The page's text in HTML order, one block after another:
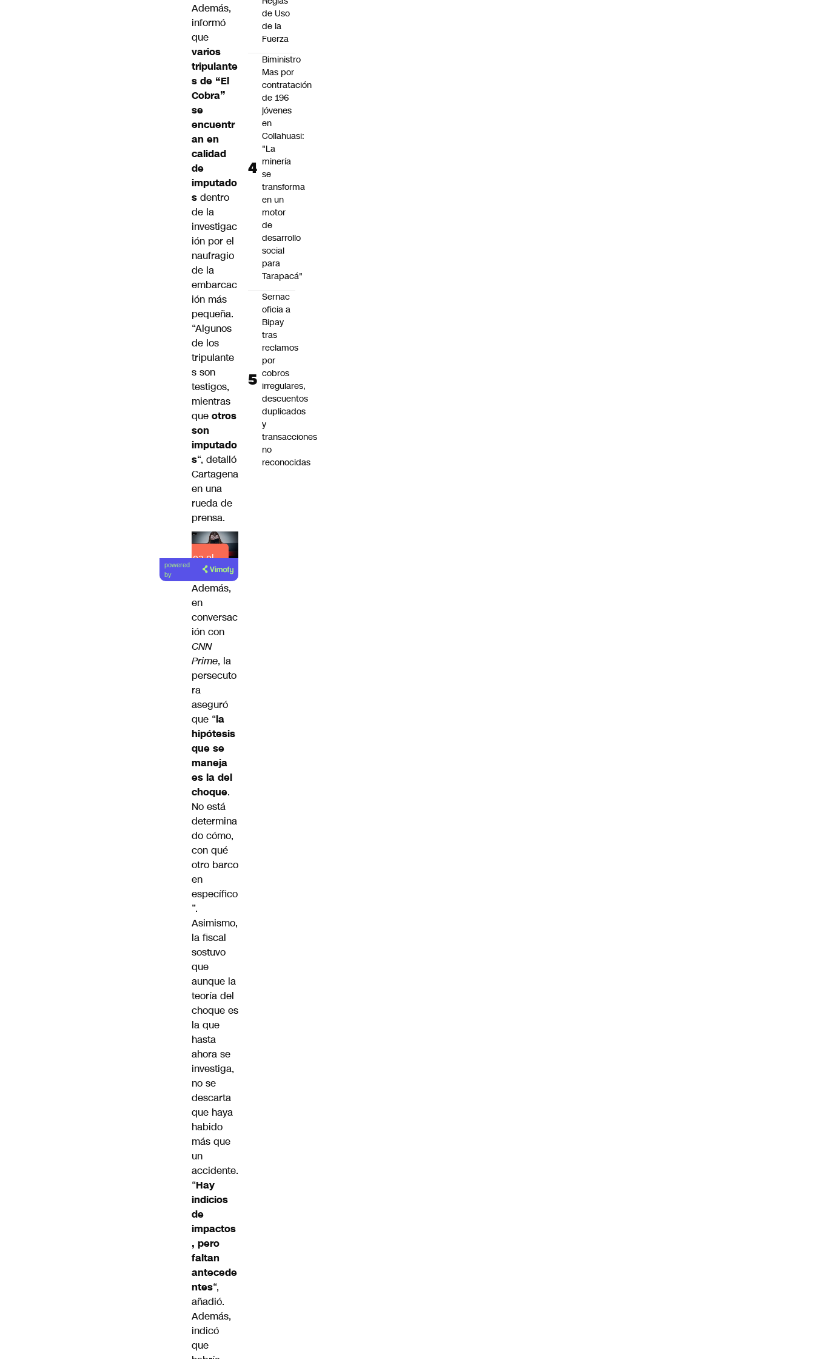
Además,
informó
que
varios
tripulante
s de “El
Cobra”
se
encuentr
an en
calidad
de
imputado
s dentro
de la
investigac
ión por el
naufragio
de la
embarcac
ión más
pequeña.
“Algunos
de los
tripulante
s son
testigos,
mientras
que otros
son
imputado
s“, detalló
Cartagena
en una
rueda de
prensa.
Lea el
artículo
powered
by
Además,
en
conversac
ión con
CNN
Prime, la
persecuto
ra
aseguró
que “la
hipótesis
que se
maneja
es la del
choque.
No está
determina
do cómo,
con qué
otro barco
en
específico
”.
Asimismo,
la fiscal
sostuvo
que
aunque la
teoría del
choque es
la que
hasta
ahora se
investiga,
no se
descarta
que haya
habido
más que
un
accidente.
“Hay
indicios
de
impactos
, pero
faltan
antecede
ntes“,
añadió.
Además,
indicó
que
de Uso
de la
Fuerza
Biministro
Mas por
contratación
de 196
jóvenes
en
Collahuasi:
"La
minería
se
transforma
en un
motor
de
desarrollo
social
para
Tarapacá"
Sernac
oficia a
Bipay
tras
reclamos
por
cobros
irregulares,
descuentos
duplicados
y
transacciones
no
reconocidas